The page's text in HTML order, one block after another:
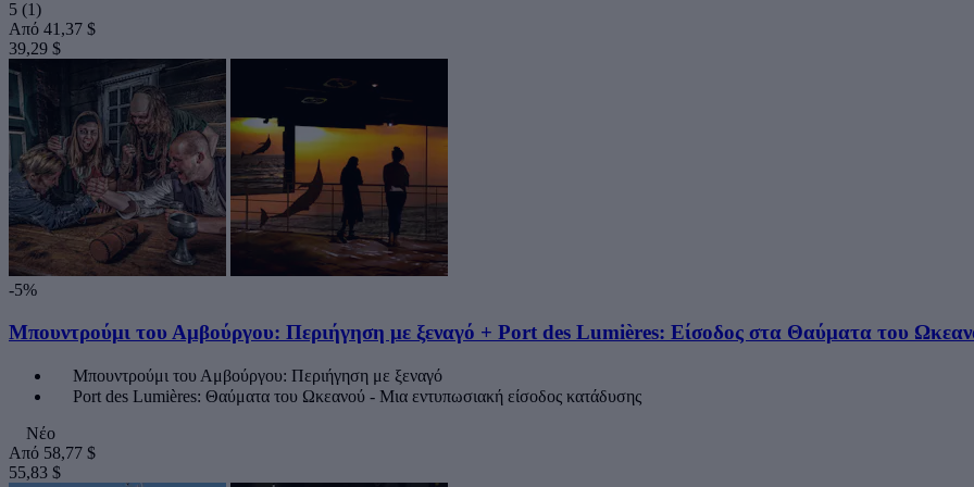
5 (1)
Από 41,37 $
39,29 $
-5%
Μπουντρούμι του Αμβούργου: Περιήγηση με ξεναγό + Port des Lumières: Είσοδος στα Θαύματα του
Μπουντρούμι του Αμβούργου: Περιήγηση με ξεναγό
Port des Lumières: Θαύματα του Ωκεανού - Μια εντυπωσιακή είσοδος κατάδυσης
Νέο
Από 58,77 $
55,83 $